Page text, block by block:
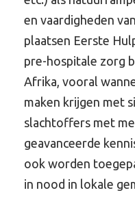
en vaardigheden
plaatsen Eerste
pre-hospitale zorg
Afrika, vooral
maken krijgen met
slachtoffers met
geavanceerde
ook worden
in nood in lokale